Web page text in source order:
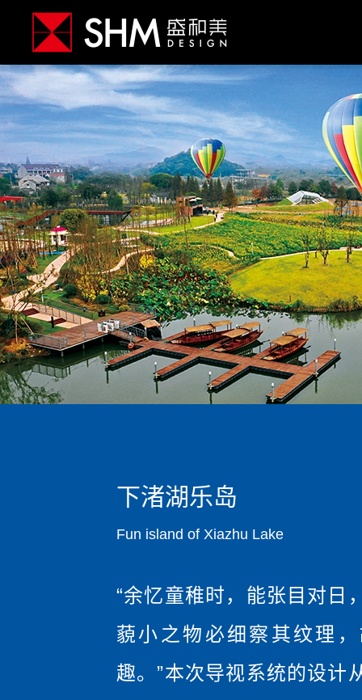
下渚湖乐岛
Fun island of Xiazhu Lake
“余忆童稚时，能张目对日
藐小之物必细察其纹理
趣。”本次导视系统的设计